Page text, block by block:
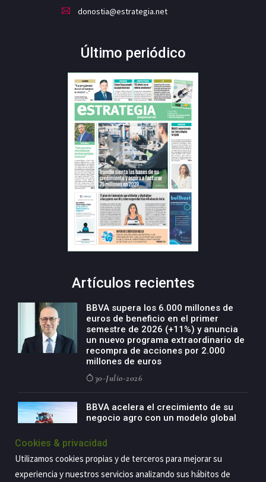
donostia@estrategia.net
Último periódico
Artículos recientes
BBVA supera los 6.000 millones de
euros de beneficio en el primer
semestre de 2026 (+11%) y anuncia
un nuevo programa extraordinario de
recompra de acciones por 2.000
millones de euros
30-Julio-2026
BBVA acelera el crecimiento de su
negocio agro con un modelo global
países
29-Julio-2026
Cookies & privacidad
Utilizamos cookies propias y de terceros para mejorar su
experiencia y nuestros servicios analizando sus hábitos de